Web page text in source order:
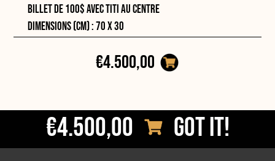
Billet de 100$ avec Titi au centre
Dimensions (cm) : 70 x 30
€4.500,00
€4.500,00 Got it!